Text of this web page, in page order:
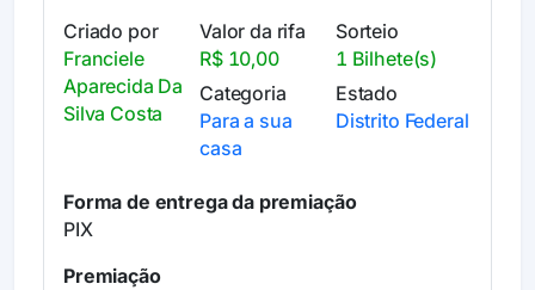
Criado por
Franciele
Aparecida Da
Silva Costa
Valor da rifa
R$ 10,00
Sorteio
1 Bilhete(s)
Categoria
Para a sua
casa
Estado
Distrito Federal
Forma de entrega da premiação
PIX
Premiação